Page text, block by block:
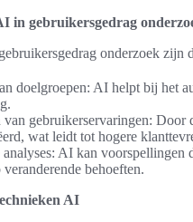
in gebruikersgedrag
onderzoek
doelgroepen: AI helpt bij het
van gebruikerservaringen:
wat leidt tot hogere
analyses: AI kan
behoeften.
AI